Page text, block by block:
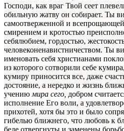
Господи, как враг Твой сеет
обильную жатву он собирает. Ты
самоотверженной и
смирением и кротостью
себялюбием, гордостью,
человеконенавистничеством. Ты
именовать себя христианами
из которого сотворили себе
кумиру приносится все, даже
достояние, а нередко и жизнь
учению мира сего, добром
исполнение Его воли, а
прихотей, хотя бы это и было
гибелью ближнего, что любовь к
беде отвергнуты и заменены